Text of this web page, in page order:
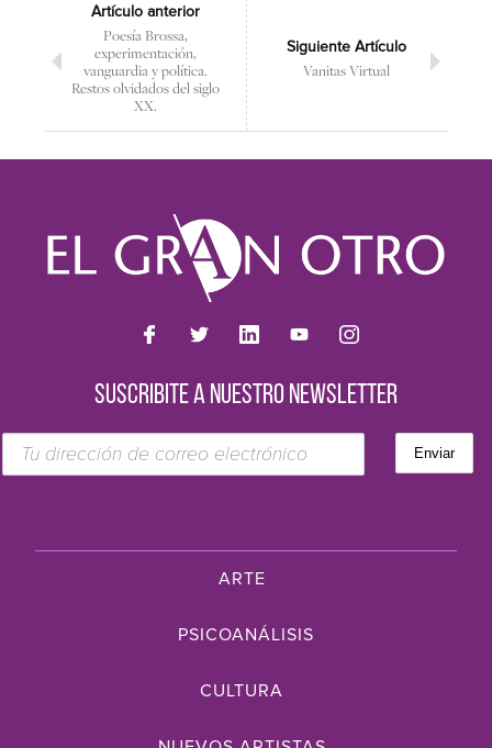
Artículo anterior
Poesía Brossa,
experimentación,
vanguardia y política.
Restos olvidados del siglo
XX.
Siguiente Artículo
Vanitas Virtual
SUSCRIBITE A NUESTRO NEWSLETTER
ARTE
PSICOANÁLISIS
CULTURA